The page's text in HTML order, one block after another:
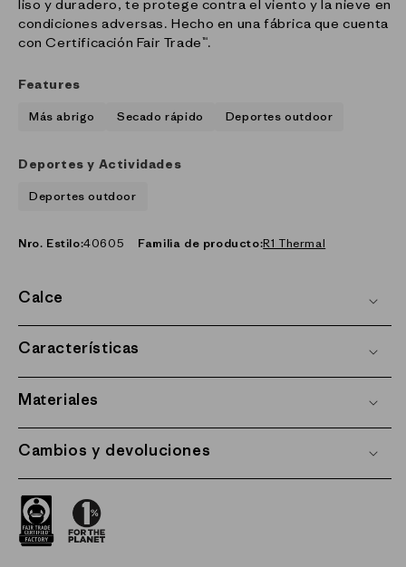
liso y duradero, te protege contra el viento y la nieve en
condiciones adversas. Hecho en una fábrica que cuenta
con Certificación Fair Trade™.
Features
Más abrigo Secado rápido Deportes outdoor
Deportes y Actividades
Deportes outdoor
Nro. Estilo:40605 Familia de producto:R1 Thermal
Calce
Características
Materiales
Cambios y devoluciones